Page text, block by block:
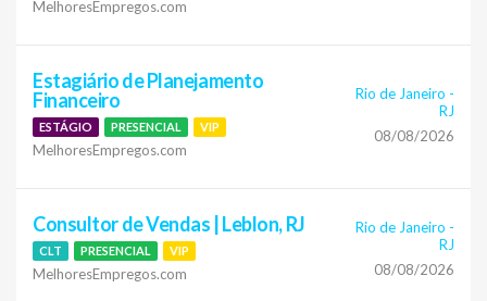
MelhoresEmpregos.com
Estagiário de Planejamento
Financeiro
ESTÁGIO PRESENCIAL VIP
MelhoresEmpregos.com
Rio de Janeiro -
RJ
08/08/2026
Consultor de Vendas | Leblon, RJ
CLT PRESENCIAL VIP
MelhoresEmpregos.com
Rio de Janeiro -
RJ
08/08/2026